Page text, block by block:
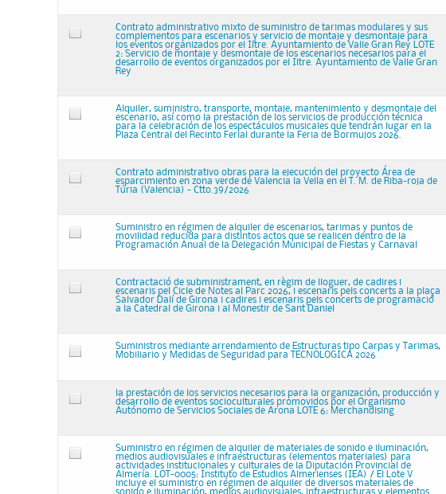
Contrato administrativo mixto de suministro de tarimas modulares y sus
complementos para escenarios y servicio de montaje y desmontaje para
los eventos organizados por el Iltre. Ayuntamiento de Valle Gran Rey LOTE
2: Servicio de montaje y desmontaje de los escenarios necesarios para el
desarrollo de eventos organizados por el Iltre. Ayuntamiento de Valle Gran
Rey
Alquiler, suministro, transporte, montaje, mantenimiento y desmontaje del
escenario, así como la prestación de los servicios de producción técnica
para la celebración de los espectáculos musicales que tendrán lugar en la
Plaza Central del Recinto Ferial durante la Feria de Bormujos 2026.
Contrato administrativo obras para la ejecución del proyecto Área de
esparcimiento en zona verde de Valencia la Vella en el T. M. de Riba-roja de
Túria (Valencia) - Ctto.39/2026
Suministro en régimen de alquiler de escenarios, tarimas y puntos de
movilidad reducida para distintos actos que se realicen dentro de la
Programación Anual de la Delegación Municipal de Fiestas y Carnaval
Contractació de subministrament, en règim de lloguer, de cadires i
escenaris pel Cicle de Notes al Parc 2026, i escenaris pels concerts a la plaça
Salvador Dalí de Girona i cadires i escenaris pels concerts de programació
a la Catedral de Girona i al Monestir de Sant Daniel
Suministros mediante arrendamiento de Estructuras tipo Carpas y Tarimas,
Mobiliario y Medidas de Seguridad para TECNOLOGICA 2026
la prestación de los servicios necesarios para la organización, producción y
desarrollo de eventos socioculturales promovidos por el Organismo
Autónomo de Servicios Sociales de Arona LOTE 6: Merchandising
Suministro en régimen de alquiler de materiales de sonido e iluminación,
medios audiovisuales e infraestructuras (elementos materiales) para
actividades institucionales y culturales de la Diputación Provincial de
Almería. LOT-0005: Instituto de Estudios Almerienses (IEA) / El Lote V
incluye el suministro en régimen de alquiler de diversos materiales de
sonido e iluminación, medios audiovisuales, infraestructuras y elementos